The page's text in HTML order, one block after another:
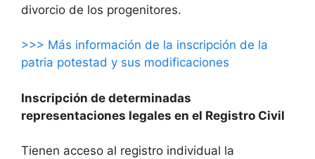
divorcio de los progenitores.
>>> Más información de la inscripción de la
patria potestad y sus modificaciones
Inscripción de determinadas
representaciones legales en el Registro Civil
Tienen acceso al registro individual la